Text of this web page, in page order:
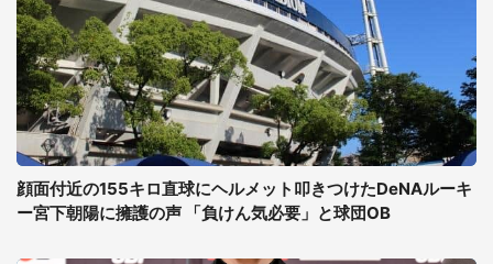
顔面付近の155キロ直球にヘルメット叩きつけたDeNAルーキ
ー宮下朝陽に擁護の声 「負けん気必要」と球団OB